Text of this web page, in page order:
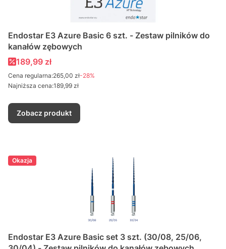
Endostar E3 Azure Basic 6 szt. - Zestaw pilników do
kanałów zębowych
Cena promocyjna
189,99 zł
Cena regularna:265,00 zł-28%
Najniższa cena:189,99 zł
Zobacz produkt
Okazja
Endostar E3 Azure Basic set 3 szt. (30/08, 25/06,